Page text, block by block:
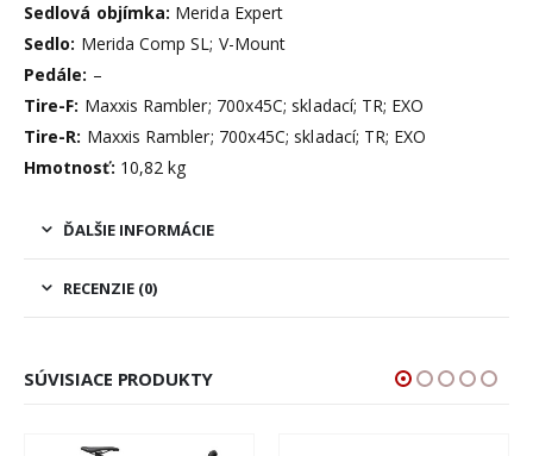
Sedlová objímka: Merida Expert
Sedlo: Merida Comp SL; V-Mount
Pedále: –
Tire-F: Maxxis Rambler; 700x45C; skladací; TR; EXO
Tire-R: Maxxis Rambler; 700x45C; skladací; TR; EXO
Hmotnosť: 10,82 kg
ĎALŠIE INFORMÁCIE
RECENZIE (0)
SÚVISIACE PRODUKTY